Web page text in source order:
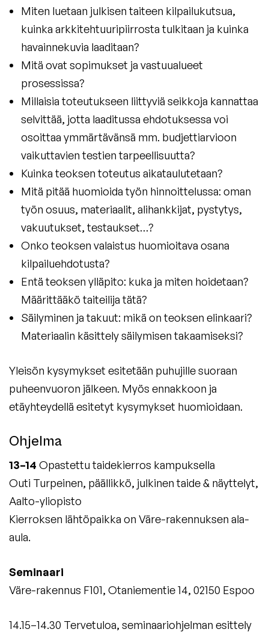
Miten luetaan julkisen taiteen kilpailukutsua,
kuinka arkkitehtuuripiirrosta tulkitaan ja kuinka
havainnekuvia laaditaan?
Mitä ovat sopimukset ja vastuualueet
prosessissa?
Millaisia toteutukseen liittyviä seikkoja kannattaa
selvittää, jotta laaditussa ehdotuksessa voi
osoittaa ymmärtävänsä mm. budjettiarvioon
vaikuttavien testien tarpeellisuutta?
Kuinka teoksen toteutus aikataulutetaan?
Mitä pitää huomioida työn hinnoittelussa: oman
työn osuus, materiaalit, alihankkijat, pystytys,
vakuutukset, testaukset…?
Onko teoksen valaistus huomioitava osana
kilpailuehdotusta?
Entä teoksen ylläpito: kuka ja miten hoidetaan?
Määrittääkö taiteilija tätä?
Säilyminen ja takuut: mikä on teoksen elinkaari?
Materiaalin käsittely säilymisen takaamiseksi?
Yleisön kysymykset esitetään puhujille suoraan
puheenvuoron jälkeen. Myös ennakkoon ja
etäyhteydellä esitetyt kysymykset huomioidaan.
Ohjelma
13–14 Opastettu taidekierros kampuksella
Outi Turpeinen, päällikkö, julkinen taide & näyttelyt,
Aalto-yliopisto
Kierroksen lähtöpaikka on Väre-rakennuksen ala-
aula.
Seminaari
Väre-rakennus F101, Otaniementie 14, 02150 Espoo
14.15–14.30 Tervetuloa, seminaariohjelman esittely